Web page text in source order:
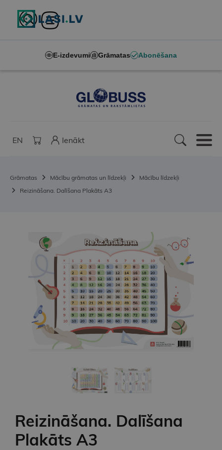
E-izdevumi Grāmatas Abonēšana
EN Ienākt
Grāmatas Mācību grāmatas un līdzekļi
Mācību līdzekļi
Reizināšana. Dalīšana Plakāts A3
Reizināšana. Dalīšana
Plakāts A3